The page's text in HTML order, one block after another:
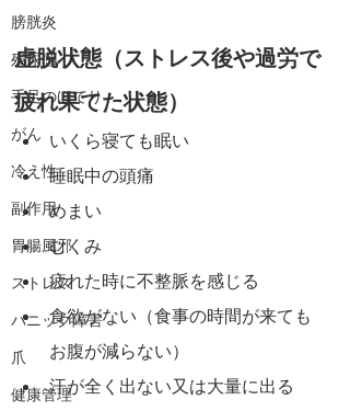
膀胱炎
残尿感
手足のほてり
がん
冷え性
副作用
胃腸風邪
ストレス
パニック障害
爪
健康管理
虚脱状態（ストレス後や過労で
疲れ果てた状態）
いくら寝ても眠い
睡眠中の頭痛
めまい
むくみ
疲れた時に不整脈を感じる
食欲がない（食事の時間が来ても
お腹が減らない）
汗が全く出ない又は大量に出る